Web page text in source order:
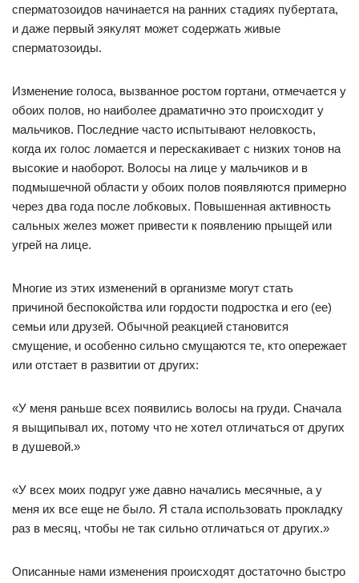
сперматозоидов начинается на ранних стадиях пубертата,
и даже первый эякулят может содержать живые
сперматозоиды.
Изменение голоса, вызванное ростом гортани, отмечается у
обоих полов, но наиболее драматично это происходит у
мальчиков. Последние часто испытывают неловкость,
когда их голос ломается и перескакивает с низких тонов на
высокие и наоборот. Волосы на лице у мальчиков и в
подмышечной области у обоих полов появляются примерно
через два года после лобковых. Повышенная активность
сальных желез может привести к появлению прыщей или
угрей на лице.
Многие из этих изменений в организме могут стать
причиной беспокойства или гордости подростка и его (ее)
семьи или друзей. Обычной реакцией становится
смущение, и особенно сильно смущаются те, кто опережает
или отстает в развитии от других:
«У меня раньше всех появились волосы на груди. Сначала
я выщипывал их, потому что не хотел отличаться от других
в душевой.»
«У всех моих подруг уже давно начались месячные, а у
меня их все еще не было. Я стала использовать прокладку
раз в месяц, чтобы не так сильно отличаться от других.»
Описанные нами изменения происходят достаточно быстро